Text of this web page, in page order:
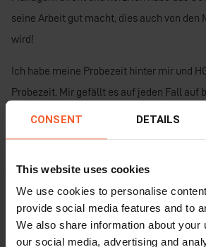
CONSENT DETAILS
This website uses cookies
We use cookies to personalise
provide social media features and to
We also share information about your
our social media, advertising and
seine Arbeit gut macht, dies auch von den
wird!
Ich habe meine Probezeit hinter mir und
Probezeit. Mir gefällt es auf jeden Fall auf
sehr froh, dass ich mich für HGG